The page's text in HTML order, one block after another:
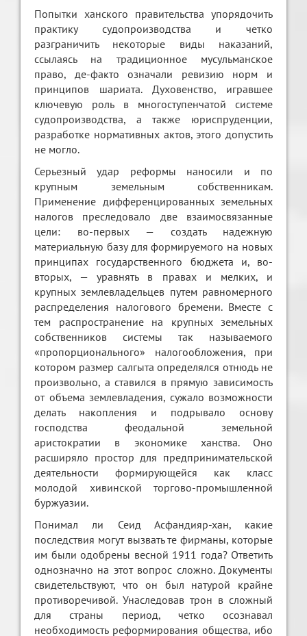
Попытки ханского правительства упорядочить
практику судопроизводства и четко
разграничить некоторые виды наказаний,
ссылаясь на традиционное мусульманское
право, де-факто означали ревизию норм и
принципов шариата. Духовенство, игравшее
ключевую роль в многоступенчатой системе
судопроизводства, а также юриспруденции,
разработке нормативных актов, этого допустить
не могло.
Серьезный удар реформы наносили и по
крупным земельным собственникам.
Применение дифференцированных земельных
налогов преследовало две взаимосвязанные
цели: во-первых — создать надежную
материальную базу для формируемого на новых
принципах государственного бюджета и, во-
вторых, — уравнять в правах и мелких, и
крупных землевладельцев путем равномерного
распределения налогового бремени. Вместе с
тем распространение на крупных земельных
собственников системы так называемого
«пропорционального» налогообложения, при
котором размер салгыта определялся отнюдь не
произвольно, а ставился в прямую зависимость
от объема землевладения, сужало возможности
делать накопления и подрывало основу
господства феодальной земельной
аристократии в экономике ханства. Оно
расширяло простор для предпринимательской
деятельности формирующейся как класс
молодой хивинской торгово-промышленной
буржуазии.
Понимал ли Сеид Асфандияр-хан, какие
последствия могут вызвать те фирманы, которые
им были одобрены весной 1911 года? Ответить
однозначно на этот вопрос сложно. Документы
свидетельствуют, что он был натурой крайне
противоречивой. Унаследовав трон в сложный
для страны период, четко осознавал
необходимость реформирования общества, ибо